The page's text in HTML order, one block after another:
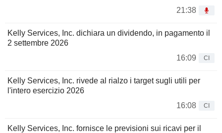
21:38
Kelly Services, Inc. dichiara un dividendo, in pagamento il
2 settembre 2026
16:09
CI
Kelly Services, Inc. rivede al rialzo i target sugli utili per
l'intero esercizio 2026
16:08
CI
Kelly Services, Inc. fornisce le previsioni sui ricavi per il